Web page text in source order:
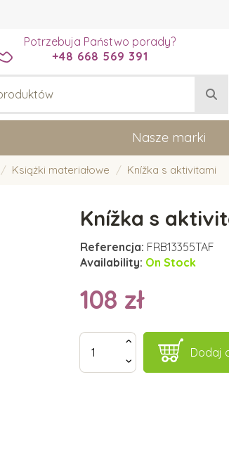
Potrzebuja Państwo porady?
+48 668 569 391
Nasze marki
Książki materiałowe Knížka s aktivitami
Knížka s
Referencja: FRB13355TAF
Availability: On Stock
108 zł
Dodaj